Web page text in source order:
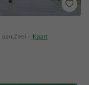
Zee)
Kaart